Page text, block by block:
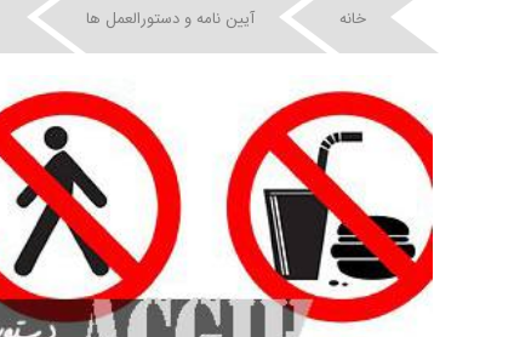
خانه آیین نامه و دستورالعمل ها |